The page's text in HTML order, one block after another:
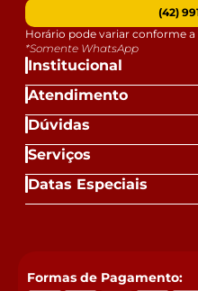
Institucional
Atendimento
Dúvidas
Serviços
Datas Especiais
(42)
Horário pode variar conforme a
*Somente WhatsApp
Formas de Pagamento: